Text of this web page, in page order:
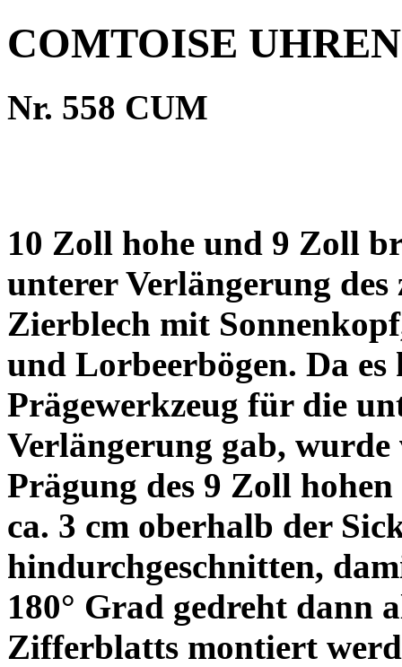
COMTOISE
Nr. 558 CUM
10 Zoll hohe und 9 Zoll
unterer Verlängerung
Zierblech mit
und Lorbeerbögen. Da es
Prägewerkzeug für die
Verlängerung gab,
Prägung des 9 Zoll
ca. 3 cm oberhalb der
hindurchgeschnitten,
180° Grad gedreht dann
Zifferblatts montiert